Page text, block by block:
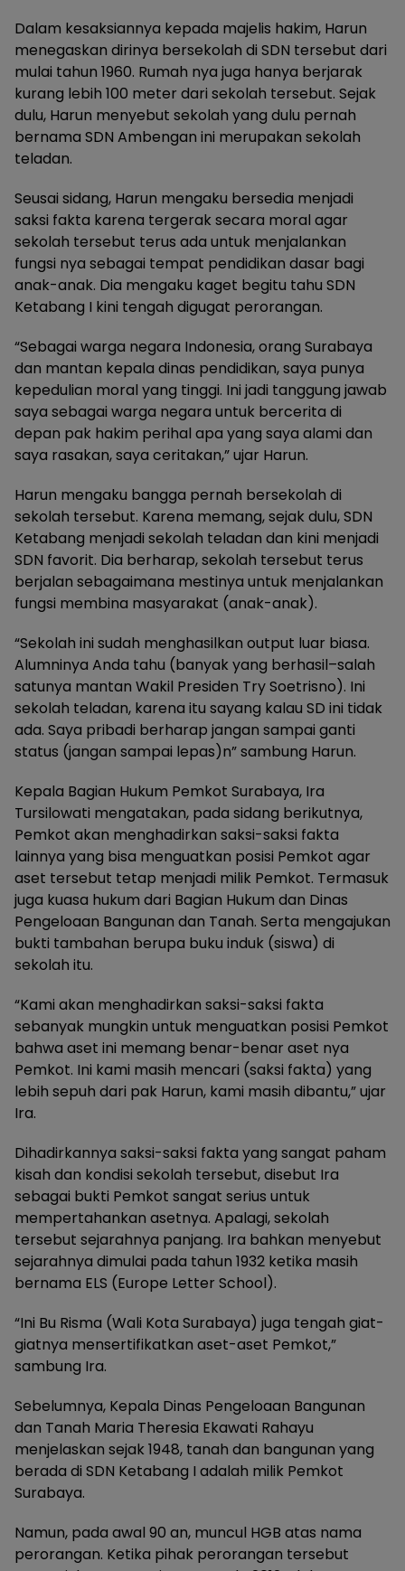
Dalam kesaksiannya kepada majelis hakim, Harun
menegaskan dirinya bersekolah di SDN tersebut dari
mulai tahun 1960. Rumah nya juga hanya berjarak
kurang lebih 100 meter dari sekolah tersebut. Sejak
dulu, Harun menyebut sekolah yang dulu pernah
bernama SDN Ambengan ini merupakan sekolah
teladan.
Seusai sidang, Harun mengaku bersedia menjadi
saksi fakta karena tergerak secara moral agar
sekolah tersebut terus ada untuk menjalankan
fungsi nya sebagai tempat pendidikan dasar bagi
anak-anak. Dia mengaku kaget begitu tahu SDN
Ketabang I kini tengah digugat perorangan.
“Sebagai warga negara Indonesia, orang Surabaya
dan mantan kepala dinas pendidikan, saya punya
kepedulian moral yang tinggi. Ini jadi tanggung jawab
saya sebagai warga negara untuk bercerita di
depan pak hakim perihal apa yang saya alami dan
saya rasakan, saya ceritakan,” ujar Harun.
Harun mengaku bangga pernah bersekolah di
sekolah tersebut. Karena memang, sejak dulu, SDN
Ketabang menjadi sekolah teladan dan kini menjadi
SDN favorit. Dia berharap, sekolah tersebut terus
berjalan sebagaimana mestinya untuk menjalankan
fungsi membina masyarakat (anak-anak).
“Sekolah ini sudah menghasilkan output luar biasa.
Alumninya Anda tahu (banyak yang berhasil–salah
satunya mantan Wakil Presiden Try Soetrisno). Ini
sekolah teladan, karena itu sayang kalau SD ini tidak
ada. Saya pribadi berharap jangan sampai ganti
status (jangan sampai lepas)n” sambung Harun.
Kepala Bagian Hukum Pemkot Surabaya, Ira
Tursilowati mengatakan, pada sidang berikutnya,
Pemkot akan menghadirkan saksi-saksi fakta
lainnya yang bisa menguatkan posisi Pemkot agar
aset tersebut tetap menjadi milik Pemkot. Termasuk
juga kuasa hukum dari Bagian Hukum dan Dinas
Pengeloaan Bangunan dan Tanah. Serta mengajukan
bukti tambahan berupa buku induk (siswa) di
sekolah itu.
“Kami akan menghadirkan saksi-saksi fakta
sebanyak mungkin untuk menguatkan posisi Pemkot
bahwa aset ini memang benar-benar aset nya
Pemkot. Ini kami masih mencari (saksi fakta) yang
lebih sepuh dari pak Harun, kami masih dibantu,” ujar
Ira.
Dihadirkannya saksi-saksi fakta yang sangat paham
kisah dan kondisi sekolah tersebut, disebut Ira
sebagai bukti Pemkot sangat serius untuk
mempertahankan asetnya. Apalagi, sekolah
tersebut sejarahnya panjang. Ira bahkan menyebut
sejarahnya dimulai pada tahun 1932 ketika masih
bernama ELS (Europe Letter School).
“Ini Bu Risma (Wali Kota Surabaya) juga tengah giat-
giatnya mensertifikatkan aset-aset Pemkot,”
sambung Ira.
Sebelumnya, Kepala Dinas Pengeloaan Bangunan
dan Tanah Maria Theresia Ekawati Rahayu
menjelaskan sejak 1948, tanah dan bangunan yang
berada di SDN Ketabang I adalah milik Pemkot
Surabaya.
Namun, pada awal 90 an, muncul HGB atas nama
perorangan. Ketika pihak perorangan tersebut